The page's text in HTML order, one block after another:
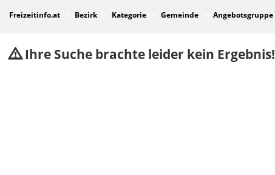
Freizeitinfo.at Bezirk Kategorie Gemeinde Angebotsgruppe
Ihre Suche brachte leider kein Ergebnis!